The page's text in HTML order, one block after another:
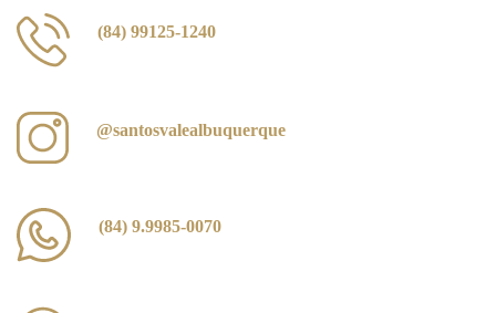
(84) 99125-1240
@santosvalealbuquerque
(84) 9.9985-0070